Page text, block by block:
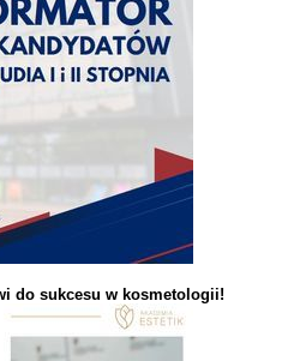
do sukcesu w kosmetologii!